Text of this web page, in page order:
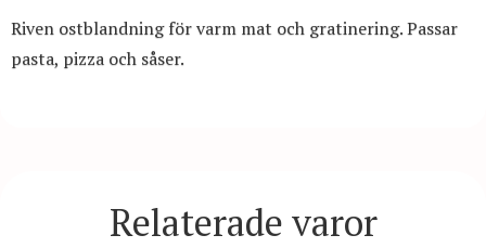
Riven ostblandning för varm mat och gratinering. Passar
pasta, pizza och såser.
Relaterade varor